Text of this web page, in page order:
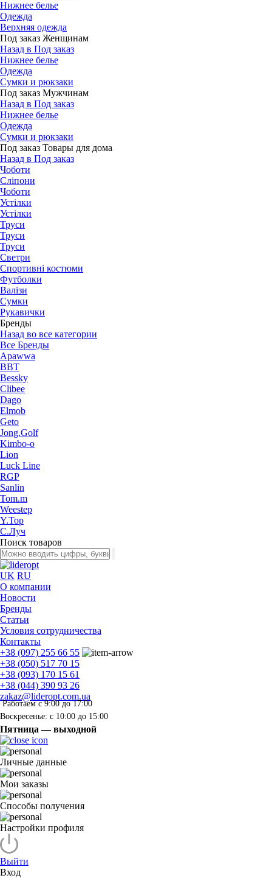
Нижнее белье
Одежда
Верхняя одежда
Под заказ Женщинам
Назад в Под заказ
Нижнее белье
Одежда
Сумки и рюкзаки
Под заказ Мужчинам
Назад в Под заказ
Нижнее белье
Одежда
Сумки и рюкзаки
Под заказ Товары для дома
Назад в Под заказ
Чоботи
Сліпони
Чоботи
Устілки
Устілки
Труси
Труси
Труси
Светри
Спортивні костюми
Футболки
Валізи
Сумки
Рукавички
Бренды
Назад во все категории
Все Бренды
Apawwa
BBT
Bessky
Clibee
Dago
Elmob
Geto
Jong.Golf
Kimbo-o
Lion
Luck Line
RGP
Sanlin
Tom.m
Weestep
Y.Top
С.Луч
Поиск товаров
UK RU
О компании
Новости
Бренды
Статьи
Условия сотрудничества
Контакты
+38 (097) 255 66 55
+38 (050) 517 70 15
+38 (093) 170 15 61
+38 (044) 390 93 26
zakaz@lideropt.com.ua
Работаем с 9:00 до 17:00
Воскресенье: с 10:00 до 15:00
Пятница — выходной
Личные данные
Мои заказы
Способы получения
Настройки профиля
Выйти
Вход